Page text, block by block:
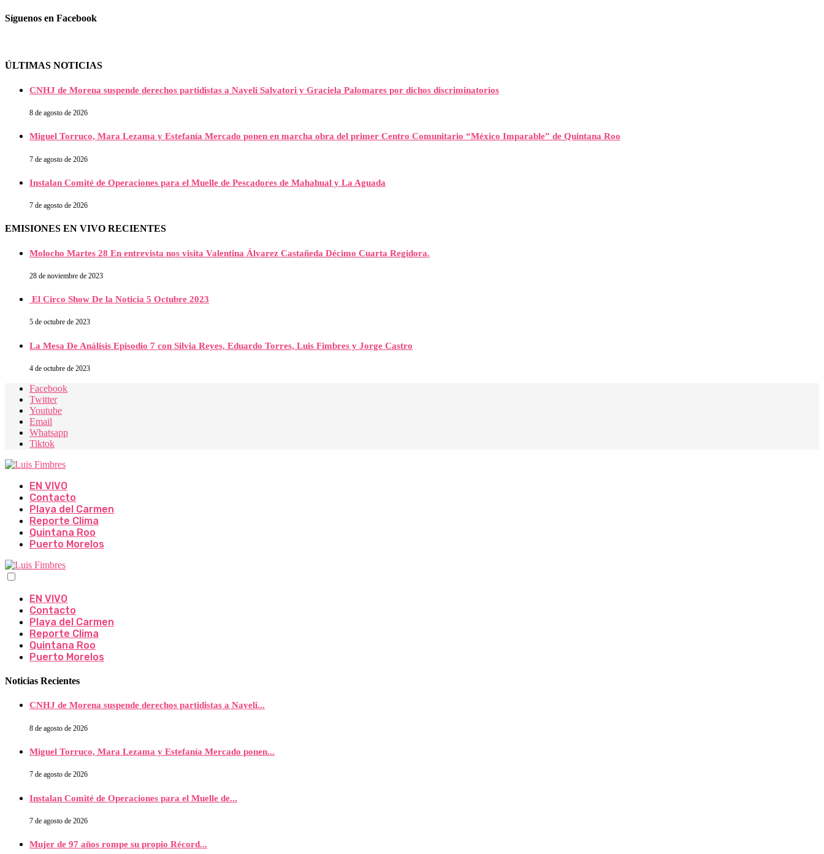
Síguenos en Facebook
ÚLTIMAS NOTICIAS
CNHJ de Morena suspende derechos partidistas a Nayeli Salvatori y Graciela Palomares por dichos discriminatorios
8 de agosto de 2026
Miguel Torruco, Mara Lezama y Estefanía Mercado ponen en marcha obra del primer Centro Comunitario “México Imparable” de Quintana Roo
7 de agosto de 2026
Instalan Comité de Operaciones para el Muelle de Pescadores de Mahahual y La Aguada
7 de agosto de 2026
EMISIONES EN VIVO RECIENTES
Molocho Martes 28 En entrevista nos visita Valentina Álvarez Castañeda Décimo Cuarta Regidora.
28 de noviembre de 2023
El Circo Show De la Noticia 5 Octubre 2023
5 de octubre de 2023
La Mesa De Análisis Episodio 7 con Silvia Reyes, Eduardo Torres, Luis Fimbres y Jorge Castro
4 de octubre de 2023
Facebook
Twitter
Youtube
Email
Whatsapp
Tiktok
EN VIVO
Contacto
Playa del Carmen
Reporte Clima
Quintana Roo
Puerto Morelos
EN VIVO
Contacto
Playa del Carmen
Reporte Clima
Quintana Roo
Puerto Morelos
Noticias Recientes
CNHJ de Morena suspende derechos partidistas a Nayeli...
8 de agosto de 2026
Miguel Torruco, Mara Lezama y Estefanía Mercado ponen...
7 de agosto de 2026
Instalan Comité de Operaciones para el Muelle de...
7 de agosto de 2026
Mujer de 97 años rompe su propio Récord...